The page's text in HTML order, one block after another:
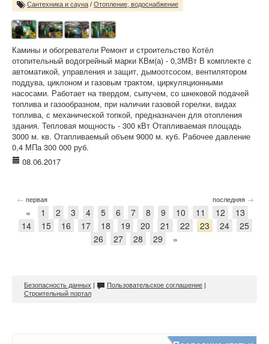
Сантехника и сауна / Отопление, водоснабжение
Камины и обогреватели Ремонт и строительство Котёл
отопительный водогрейный марки КВм(а) - 0,3МВт В комплекте с
автоматикой, управления и защит, дымоотсосом, вентилятором
поддува, циклоном и газовым трактом, циркуляционными
насосами. Работает на твердом, сыпучем, со шнековой подачей
топлива и газообразном, при наличии газовой горелки, видах
топлива, с механической топкой, предназначен для отопления
здания. Тепловая мощность - 300 кВт Отапливаемая площадь
3000 м. кв. Отапливаемый объем 9000 м. куб. Рабочее давление
0,4 МПа 300 000 руб.
08.06.2017
← первая последняя →
« 1 2 3 4 5 6 7 8 9 10 11 12
13
14
15 16 17 18 19 20 21 22 23 24
25
26
27 28 29 »
Безопасность данных | Пользовательское соглашение |
Строительный портал